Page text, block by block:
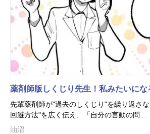
薬剤師版しくじり先生！私みたいにな
先輩薬剤師が"過去のしくじり"を繰り返さ
回避方法"を広く伝え、「自分の言動の問...
油沼